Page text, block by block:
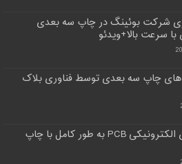
شرکت بوئینگ در چاپ سه بعدی
با سرعت بالا+ویدئو
های چاپ سه بعدی توسط فناوری بلاک
چاپ بردهای الکترونیکی PCB به طور کامل با چاپ